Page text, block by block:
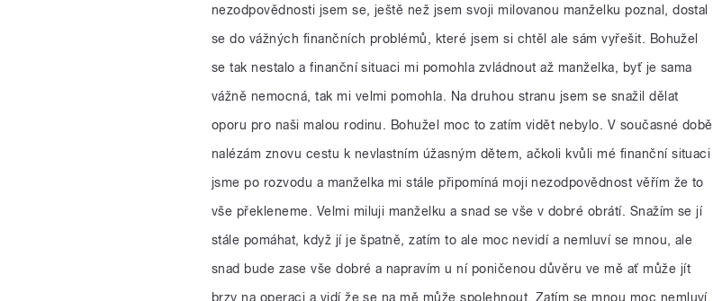
nezodpovědnosti jsem se, ještě než jsem svoji milovanou manželku poznal, dostal
se do vážných finančních problémů, které jsem si chtěl ale sám vyřešit. Bohužel
se tak nestalo a finanční situaci mi pomohla zvládnout až manželka, byť je sama
vážně nemocná, tak mi velmi pomohla. Na druhou stranu jsem se snažil dělat
oporu pro naši malou rodinu. Bohužel moc to zatím vidět nebylo. V současné době
nalézám znovu cestu k nevlastním úžasným dětem, ačkoli kvůli mé finanční situaci
jsme po rozvodu a manželka mi stále připomíná moji nezodpovědnost věřím že to
vše překleneme. Velmi miluji manželku a snad se vše v dobré obrátí. Snažím se jí
stále pomáhat, když jí je špatně, zatím to ale moc nevidí a nemluví se mnou, ale
snad bude zase vše dobré a napravím u ní poničenou důvěru ve mě ať může jít
brzy na operaci a vidí že se na mě může spolehnout. Zatím se mnou moc nemluví,